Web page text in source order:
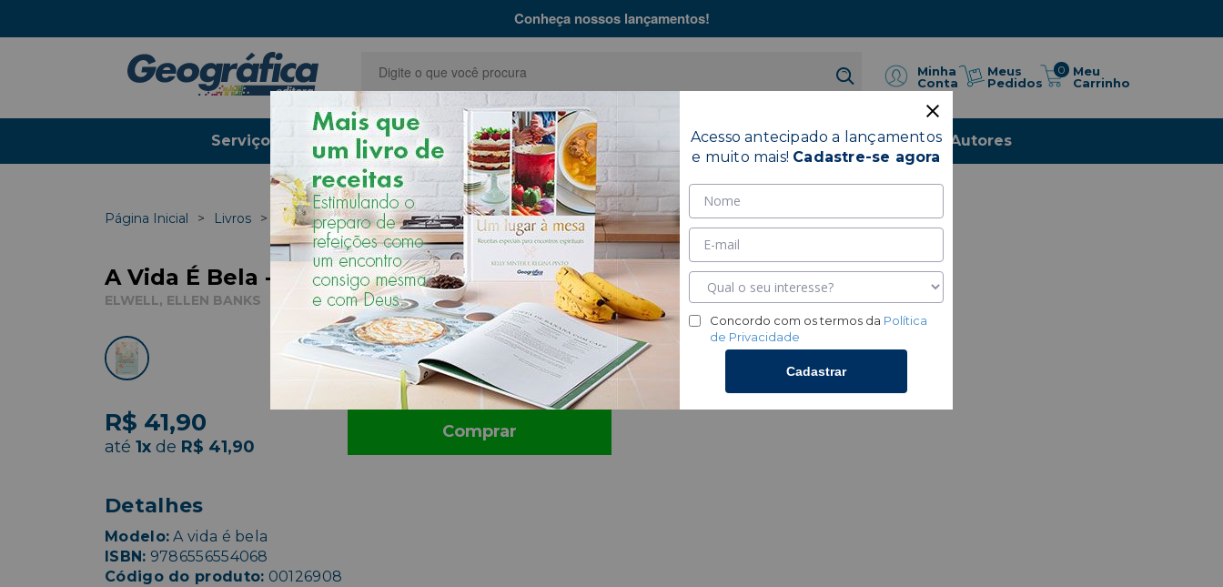
Conheça nossos lançamentos!
Minha
Conta
Meus
Pedidos
0
Meu
Carrinho
Serviços Gráficos Bíblias Coleções Hinário Livros Autores
Página Inicial Livros Inspiração
A Vida É Bela - Devocional - Brochura
ELWELL, ELLEN BANKS
R$ 41,90
até 1x de R$ 41,90
Comprar
Detalhes
Modelo: A vida é bela
ISBN: 9786556554068
Código do produto: 00126908
Acesso antecipado a lançamentos
e muito mais! Cadastre-se agora
Concordo com os termos da Política
de Privacidade
Cadastrar